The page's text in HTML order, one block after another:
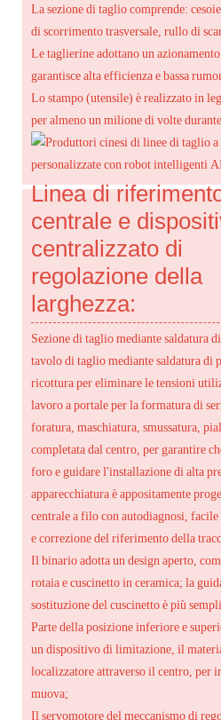
La sezione di taglio comprende:
di scorrimento trasversale, rullo di
Le taglierine adottano un
garantisce alta efficienza e bassa
Lo stampo (utensile) è realizzato in
per almeno un milione di volte
Linea di
centrale e
centralizzato di
regolazione della
larghezza:
Sezione di taglio mediante saldatura
tavolo di taglio mediante saldatura di
ricottura per eliminare le tensioni
lavoro a portale per la formatura di
foratura, maschiatura, smussatura,
completata dal centro, per garantire
foro e guidare l'installazione di alta
apparecchiatura è appositamente
centrale a filo con autodiagnosi,
e correzione del riferimento della
Il binario adotta un design aperto,
rotaia e cuscinetto in ceramica; la
sostituzione del cuscinetto è più
Parte della posizione inferiore e
un dispositivo di limitazione, il
localizzatore attraverso il centro, per
muova;
Il servomotore del meccanismo di